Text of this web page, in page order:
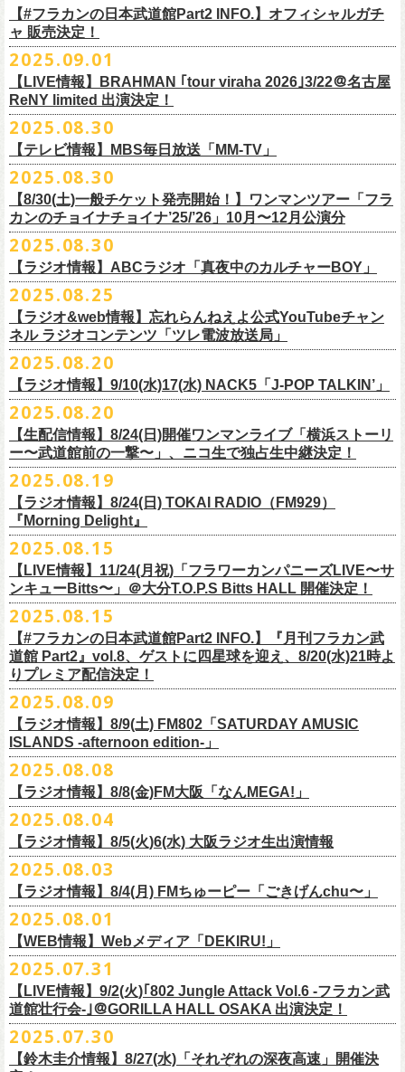
◎「チョイナチョイナTシャツ」
価格：￥3,500（税込）
ボディカラー：バニラ, グレイッシュパープル
素材 ： 綿100％
サイズ：160（バニラのみ） / S / M / L / XL / XXL
＜製品サイズ＞
160 ： 身丈62cm / 身幅46cm / 肩幅40cm / 袖丈18cm
S ： 身丈65cm / 身幅49cm / 肩幅42cm / 袖丈19cm
M ： 身丈69cm / 身幅52cm / 肩幅46cm / 袖丈20cm
L ： 身丈73cm / 身幅55cm / 肩幅50cm / 袖丈22cm
XL ： 身丈77cm / 身幅58cm / 肩幅54cm / 袖丈24cm
XXL：身丈81cm / 身幅63cm / 肩幅57cm / 袖丈25cm
※上記サイズはあくまでも目安の寸法です
1月25日(日) 広島SECOND CRUTCH 15:30/16:00
1月27日(火) 四日市CLUB CHAOS 18:30/19:00
1月31日(土) 札幌近松 16:30/17:00
2月4日(水) 下北沢シェルター 18:30/19:00
2月14日(土) 大阪バナナホール 16:30/17:00
2月15日(日) 岡山ペパーランド 15:30/16:00
2月21日(土) 別府Copper Ravens 16:30/17:00
2月22日(日) 福岡CB 15:30/16:00
2月24日(火) 豊橋Club KNOT 18:30/19:00
2月28日(土) 新潟GOLDEN PIGGS BLACK 16:30/17:00
3月1日(日) 金沢AZ 15:30/16:00
3月7日(土) HEAVEN’S ROCKさいたま新都心 16:30/17:00
3月14日(土) 仙台darwin 16:30/17:00
チケット料金：¥5,200(税込/整理番号付/
※全公演、高校生以下は当日¥2,000 キャッシュバック(当日年齢を証明で
きるもの(学生証、保険証など)のご提示が必要となります)
一般チケット発売日：
10/25〜12/22公演＞8月30日(土)
1/17〜3/14公演＞10月18日(土)＊2/21＠大分公演のみ＞10月25日(土)
詳細：https://flowercompanyz.com/live/2025/08/12/8752
☆フラワーカンパニーズ presents 「DRAGON DELUXE 2025〜特別
編〜」【俺たちのザ・ベストテンPart2】
日時：10月17日(金) Open 18:15 / Start 19:00
会場：名古屋DIAMOND HALL
出演：
フラワーカンパニーズ
うつみようこ(vo)
真城めぐみ(vo)
中森泰弘(g)
奥野真哉(key)
クハラカズユキ(dr)
チケット料金：前売 ¥5,500（税込／整理番号付／ドリンク代別途要）
※⾼校⽣以下は当⽇¥2,000 キャッシュバックします
（当⽇年齢を証明できるもの（学⽣証、保険証など）のご提⽰が必要と
なります）
※チケットにスタンディングの記載がありますが、当日は椅子あり自由
席でのご案内となります。
券売状況により、
グをお願いする場合もございます
一般チケット：発売中
https://flowercompanyz.com/live/2025/06/18/8686
問い合わせ：JAILHOUSE TEL:052-936-6041https://www.jailhouse.jp/
ンマン公演「フラカンの日本武道館Part2 〜超・今が旬〜」を開催した。
熟練の凄みと、消えることのないみずみずしさを兼ね備えた演奏。派手
になり過ぎず、かと言ってストイックにもなり過ぎず。躍動するバンド
と楽曲の世界観を彩り、会場を鮮やかに彩った演出。ダブルアンコール
までの全26曲、この10年間でリリースされてきた楽曲を中心としたリア
ルタイム感のあるセットリスト。すべてが「完璧だ！」と感嘆してしま
うような、感動というもののさらに向こう側へ突き抜けていくような、
素晴らしく爽快なライブだった。
ライブの1曲目を飾ったのは、今年リリースの最新アルバム『正しい哺乳
類』収録の“少年卓球”。開演時間が来て、会場の照明が落ちて真っ暗にな
り、照明が点滅しはじめ、野性的なビートが鳴り響く登場SE“Eeyo”が流
れ出した瞬間から異様なほどの高揚感が会場を包み込み、そして竹安堅
一の目が醒めるようなギターから“少年卓球”が始まった瞬間に、もうこの
日のフラカンの勝利は確定した――そんな気持ちになった。『正しい哺
乳類』はこの10年をかけてフラカンが研ぎ澄ませてきたバンドサウンド
とメッセージ性が高次元で結晶化した大傑作だが、その中でも、“少年卓
球”はポップで疾走感があり、初めてロックで高揚した瞬間をギュッと思
い出させるような楽曲だ。10年ぶりの武道館とライブの1曲目を飾るに相
応しい楽曲が最新アルバムに収められているという点で、今のフラカン
の絶好調ぶり、そして、この10年間のフラカンが歩んだ道のりの豊かさ
を感じずにはいられない。
他にも美しい情景を想起させる“アメジスト”や“ミント”、下世代へのメッ
セージを歌う“履歴書”、長い旅路を歩き続けるバンドの生き様を伝える“ハ
イエース”（この曲の演奏時には、ステージセットとして、実際に60万キ
ロ以上を走行したというバンドの先代ハイエースが登場した）、キャッ
チーなサウンドとモチーフの中に現代社会や人間への批評眼を忍び込ま
せた“ラッコ！ラッコ！ラッコ！”……この10年で生まれた多彩な楽曲たち
が響き渡った。“星のブルペン”での、夜空から降り注ぐ星の光のような照
明演出も忘れがたい。
もちろん“深夜高速”や“感情七号線”、“馬鹿の最高”“真冬の盆踊り”といっ
た、それ以前発表の名曲たちも会場を盛り上げる。「久々の曲を」とい
う紹介と共に、1998年発表のアルバム『マンモスフラワー』の最後に収
録された“虹の雨あがり”が始まった瞬間には、観客たちからどよめきにも
似た歓声が上がった。＜いつまでもそう どこまでもそう これからも
きっとそうさ／うまくいく事もあって うまくいかない事はないのさ＞
――そう歌う“虹の雨あがり”を今、武道館で歌いたいと思ったバンドの心
が、とても強くて、優しくて、頼もしい。
個人的にこの日のハイライトは、本編の終盤で披露された“最後にゃなん
とかなるだろう”だった。2017年発表のアルバム『ROLL ON 48』に収録
された楽曲。このアルバムは前回の武道館公演のあとにリリースされた
最初のアルバムであり、そして、このアルバムから再びフラカンは自主
レーベルでの活動に戻った。そんな時期に歌われた＜最後の最後の最後
には 絶対なんとかなるんだぜ＞というフレーズは、この2025年の武道
館の観客席にいる僕にとって、未来への希望のメッセージのように響い
た。「絶対になんとかなる」――そう歌うロックバンドが、武道館のス
テージで、とても人間くさく、それでいて光に照らされながらロックを
演奏している。これって、シンプルに奇跡じゃないか。
また武道館でフラカンのライブが観たい。そう心から思う。武道館はほ
いほいできる会場ではなくても、こんなフラカンのライブをこれからい
っぱい観たい。思えば初めてロックを聴いた頃からずっと、その衝撃や
感動が「思い出」という箱の中に納まらなくて、ずっとリアルに生き続
けちゃうものだから、僕はこうやって文章を書いたりしている。この10
年ぶりのフラカンの武道館ライブも、「思い出」という箱にはなかなか
収まらないだろうし、収めるべきじゃない。これはきっと新しいはじま
商品を買い逃した方、追加で買いたいなという方、ぜひご利用くださ
い。
【 受付URL 】
https://capitalradioone.jp/SHOP/387158/list.html
【 受付期間 】
◆コンビニ(番号端末式)・銀行ATM・ネットバンキング決済
9月22日(月) 17:00 ～ 9月27日(土) 22:59まで
◆クレジットカード決済
9月22日(月) 17:00 ～ 9月30日(火) 22:59まで
【 お届け 】
10月下旬発送予定
10年ぶり2回目となる日本武道館公演『フラカンの日本武道館 Part2 〜
超・今が旬〜』を9月20日(土)
月より月１配信のYouTube番組『月刊フラカン武道館 Part2』をスター
ト、番組スタート直前スペシャルのvol.0としてスキマスイッチ、第１回
目のゲストとしてTHE COLLECTORSの加藤ひさし(vo)と古市コータロー
g)、第２回目にHump Back、第３回目はスターダスト☆レビューの根本
要、第４回目は南海キャンディーズの山里亮太、第５回目は筋肉少女帯
の大槻ケンヂ、 第６回目はBRAHMANのボーカル・TOSHI-LOW、
目はラッパー・シンガーソングライターのNovel Core、そして８回目に四
星球を招きお届けしてきた今番組（全回アーカイブ配信中）。
番組最終回となる今回は、フラカンメンバー4人による「武道館直前スペ
シャル」を9月17日(水)21:
本番を3日後に控えた４人でのお喋り、どうぞお楽しみに！
武道館公演チケットは、9/19(金)まで各プレイガイドにて前売チケット発
売中！
また、フラカン武道館応援企画として四星球とPIGGSが出演、
円寺HIGHで開催される「SET YOU FREE〜VS SERIES」にグレートマ
エカワがDJで出演決定！フラカン武道館チケットの最後の手売り販売も
実施！
合わせてお見逃しなく！
＜番組情報＞
『月刊フラカン武道館 Part2』武道館直前スペシャル
9月17日(水)21:00〜生配信
本番URL：https://www.youtube.com/live/ND1cdsaWaZI
＊アーカイブ配信中！
■vol.0 番組スタート直前スペシャル
ゲスト：スキマスイッチ
https://www.youtube.com/watch?
■vol.1
ゲスト：加藤ひさし、古市コータロー(THE COLLECTORS)
https://www.youtube.com/watch?v=kTtAgK2Iq4A&t=2345s
■vol.2
ゲスト：Hump Back
ランドは下記画像をご確認ください
先行配信しておりました「ただいま実演中/ピュアな匂いがチョイナチョ
イナ」を急遽CD化、ライブ会場にて販売がスタート！
ぜひお手元に〜
◎31st single「ただいま実演中/ピュアな匂いがチョイナチョイナ」
価格：1100円(税込)
収録曲:
1.ただいま実演中
2.ピュアな匂いがチョイナチョイナ
価格：1100円(税込)
＊鈴木圭介、グレートマエカワ 生出演
https://www.tfm.co.jp/sky/
【#フラカンの日本武道館Part2 INFO.】オフィシャルガチ
ャ 販売決定！
2025年9月20日(土)開催、フラワーカンパニーズ日本武道館ワンマンライ
ブ「フラカンの日本武道館 Part2 〜超・今が旬〜」公演当日のオフィシ
ャルグッズエリアにオフィシャルガチャが登場！
様々なアイテムが全16種類。ぜひお楽しみください！
◎「フラカンの日本武道館 Part2 オフィシャルガチャ」
1回：500円(税込)
全16種類
※フィギュア・チェキ・トートの引換券が出た時は、当日中にお引き換
えください。
【 フィギュア 】4体セット , 高さ:最大8cm
【 チェキ 】1枚
【 トート 】高さ35 × 底幅39 × マチ10 cm , 素材:綿100% キャンパス
【 アクリルキーホルダー 】本体部分:最大 縦56 × 横30 × 厚さ3 mm
【 マスキングテープ 】テープ幅30mm , 5m巻き , 材質:紙
【 フォンタブ 】本体部分:55 × 55 mm , 材質:ポリエステル+TPU強化布 ,
金属Dカン
【 缶バッジセット 】2個組 , 直径32mm
2025.09.01
【LIVE情報】BRAHMAN ｢tour viraha 2026｣3/22＠名古屋
ReNY limited 出演決定！
BRAHMAN ｢tour viraha 2026｣の
3月22日(日) 愛知 名古屋ReNY limited公演にフラワーカンパニーズの出演
が決定しました！
◎BRAHMAN ｢tour viraha 2026｣
日時：3月22日(日) 17:00open 18:00start
会場：愛知 名古屋ReNY limited
出演：BRAHMAN,、フラワーカンパニーズ
チケット料金：3500円(税込/ドリンク代別途要)
一般チケット発売日：10月4日(土) 10:00
問い合わせ：ジェイルハウス 052-936-6041 www.jailhouse.jp
2025.08.30
【テレビ情報】MBS毎日放送「MM-TV」
■9月1日(月)27:20〜MBS毎日放送「MM-TV」
＊グレートマエカワ インタビューOA
※リピート放送；9/4(木)、9/5(金)、9/7(日)
https://www.mbs.jp/mmtv/
#MMTV_mbs
2025.08.30
【8/30(土)一般チケット発売開始！】ワンマンツアー「フラ
カンのチョイナチョイナ’25/’26」10月〜12月公演分
10月25日＠熊本Djangoを皮切りに30箇所31公演を回る全国ワンマンツア
ー「フラカンのチョイナチョイナ’25/’26」の10月〜12月公演分の一般チ
ケットが8月30日(土)より発売スタート！
9/20(土)開催の日本武道館公演を経て、さらに勢いを増してまわるフラカ
ンの全国ツアー、どうぞお楽しみに！
◎フラワーカンパニーズ ワンマンツアー「フラカンのチョイナチョイ
ナ’25/’26」
2025年
10月25日(土) 熊本Django 16:30/17:00
10月26日(日) 長崎ホンダ楽器 15:30/16:00
2025.08.30
【ラジオ情報】ABCラジオ「真夜中のカルチャーBOY」
■8月30日(土) 、9月6日(土)、9月13日(土)
深夜2:00〜3:00 ABCラジオ「真夜中のカルチャーBOY」
※グレートマエカワ インタビューOA
https://abcradio.asahi.co.jp/mayoboy/
2025.08.25
【ラジオ&web情報】忘れらんねえよ公式YouTubeチャン
ネル ラジオコンテンツ「ツレ電波放送局」
■8月25日(月)21:00公開
忘れらんねえよ公式YouTubeチャンネル ラジオコンテンツ「ツレ電波放
送局」
第10回ツレ：フラワーカンパニーズ 鈴木圭介/グレートマエカワ
https://youtu.be/BIya9VH0ZOI
2025.08.20
【ラジオ情報】9/10(水)17(水) NACK5「J-POP TALKIN’」
■9月10日(水)、17日(水) 24:00～24:30 NACK5「J-POP TALKIN’」
＊鈴木圭介、グレートマエカワ ゲスト出演
https://www.nack5.co.jp/program/j-pop_talkin/
2025.08.20
【生配信情報】8/24(日)開催ワンマンライブ「横浜ストーリ
ー〜武道館前の一撃〜」、ニコ生で独占生中継決定！
2025.08.19
【ラジオ情報】8/24(日) TOKAI RADIO（FM929）
『Morning Delight』
■8月24日(日) 7:00～10:00 TOKAI RADIO（FM929）『Morning
Delight』
＊グレートマエカワ インタビューOA
https://www.tokairadio.co.jp/program/md/
2025.08.15
【LIVE情報】11/24(月祝)「フラワーカンパニーズLIVE〜サ
ンキューBitts〜」＠大分T.O.P.S Bitts HALL 開催決定！
2025.08.15
【#フラカンの日本武道館Part2 INFO.】『月刊フラカン武
道館 Part2』vol.8、ゲストに四星球を迎え、8/20(水)21時よ
りプレミア配信決定！
10年ぶり2回目となる日本武道館公演『フラカンの日本武道館 Part2 〜
超・今が旬〜』を9月20日(土)に開催するフラワーカンパニーズが、今年1
月より月１配信のYouTube番組『月刊フラカン武道館 Part2』をスター
ト、8回目のゲストとして、四星球の出演が決定！
2025.08.09
【ラジオ情報】8/9(土) FM802「SATURDAY AMUSIC
ISLANDS -afternoon edition-」
■8月9日(土) 12:00〜18:00 FM802「SATURDAY AMUSIC ISLANDS -
afternoon edition-」
＊グレートマエカワ コメントOA（グレートマエカワの勝手にtop3 / 13〜
14時台）
https://funky802.com/saipm/
2025.08.08
【ラジオ情報】8/8(金)FM大阪「なんMEGA!」
■8月8日(金) 12:00〜15:00 FM大阪「なんMEGA!」
＊グレートマエカワ インタビューOA
https://www.fmosaka.net/_sites/16782390
2025.08.04
【ラジオ情報】8/5(火)6(水) 大阪ラジオ生出演情報
■8月5日(火)15:00〜18:00 FM COCOLO「MARK’E MUSIC MODE」
＊オクノマサヒコ（オクノシンヤ／グレートマエカワ） 生出演(16:00台
出演予定）
https://cocolo.jp/site/blog/1150
■8月6日(水)14:00〜17:51 FM802「THE NAKAJIMA HIROTO SHOW 802
RADIO MASTERS」
＊グレートマエカワ 生出演(17:00台出演予定）
https://funky802.com/masters/
2025.08.03
【ラジオ情報】8/4(月) FMちゅーピー「ごきげんchu〜」
■8月4日(月)14:00〜17:00 FMちゅーピー「ごきげんchu〜」
https://chupea.fm/
＊グレートマエカワ 生出演(15:00〜出演予定）
2025.08.01
【WEB情報】Webメディア「DEKIRU!」
7/31(木)Webメディア「DEKIRU!」
＊グレートマエカワインタビュー掲載
「グレートマエカワさんのDIY魂が知りたい！〜自分たちが「面白い」と
思うことが、バンドの未来につながる〜」
https://media.wakasa.jp/articles/diymusic/1504/
2025.07.31
【LIVE情報】9/2(火)｢802 Jungle Attack Vol.6 -フラカン武
道館壮行会-｣＠GORILLA HALL OSAKA 出演決定！
2025.07.30
【鈴木圭介情報】8/27(水)「それぞれの深夜高速」開催決